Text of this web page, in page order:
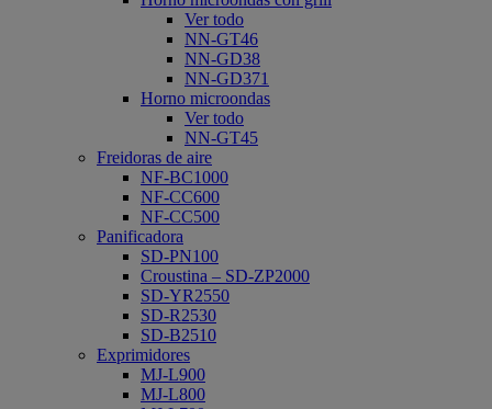
Ver todo
NN-GT46
NN-GD38
NN-GD371
Horno microondas
Ver todo
NN-GT45
Freidoras de aire
NF-BC1000
NF-CC600
NF-CC500
Panificadora
SD-PN100
Croustina – SD-ZP2000
SD-YR2550
SD-R2530
SD-B2510
Exprimidores
MJ-L900
MJ-L800